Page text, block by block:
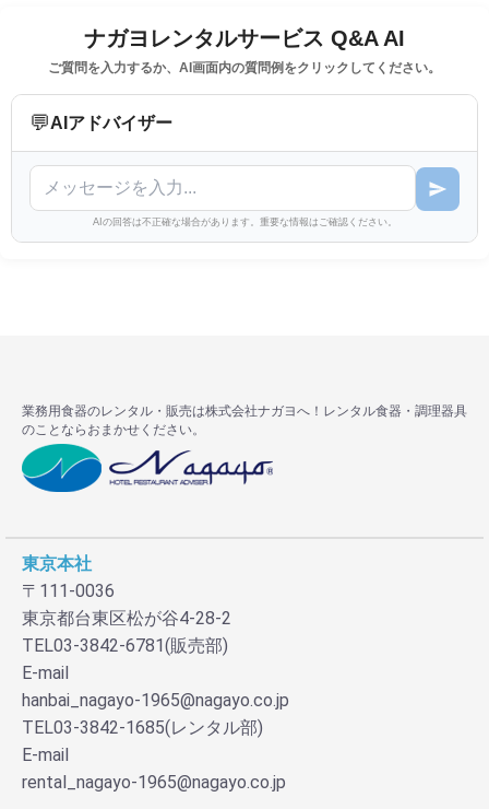
ナガヨレンタルサービス Q&A AI
ご質問を入力するか、AI画面内の質問例をクリックしてください。
💬AIアドバイザー
AIの回答は不正確な場合があります。重要な情報はご確認ください。
業務用食器のレンタル・販売は株式会社ナガヨへ！レンタル食器・調理器具
のことならおまかせください。
東京本社
〒111-0036
東京都台東区松が谷4-28-2
TEL03-3842-6781(販売部)
E-mail
hanbai_nagayo-1965@nagayo.co.jp
TEL03-3842-1685(レンタル部)
E-mail
rental_nagayo-1965@nagayo.co.jp